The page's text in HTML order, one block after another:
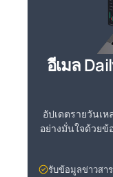
อีเมล
อัปเดตรายวันเ
อย่างมั่นใจด้วย
รับข้อมูลข่าวสา